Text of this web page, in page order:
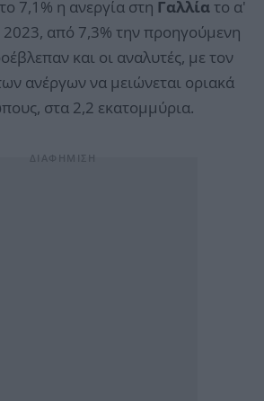
7,1% η ανεργία στη Γαλλίατο α'
2023, από 7,3% την προηγούμενη
και οι αναλυτές, με τον
ανέργων να μειώνεται οριακά
στα 2,2 εκατομμύρια.